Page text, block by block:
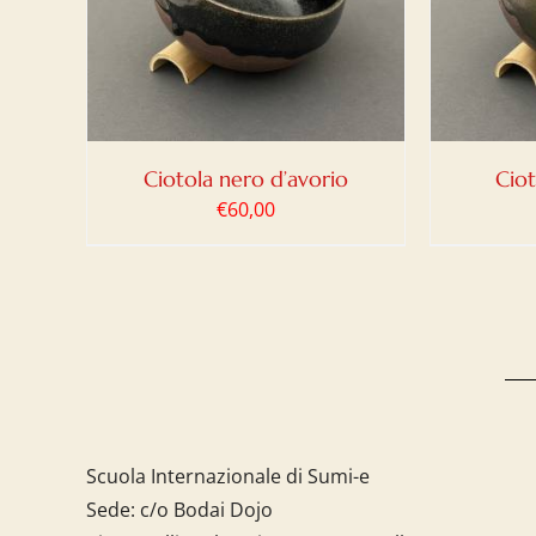
Ciotola nero d’avorio
€60,00
Scuola Internazionale di Sumi-e
Sede: c/o Bodai Dojo